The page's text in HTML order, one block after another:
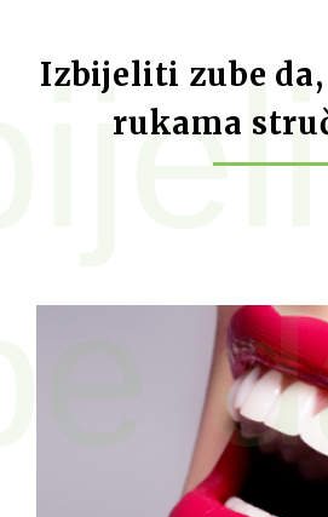
Izbijeliti zube
rukama